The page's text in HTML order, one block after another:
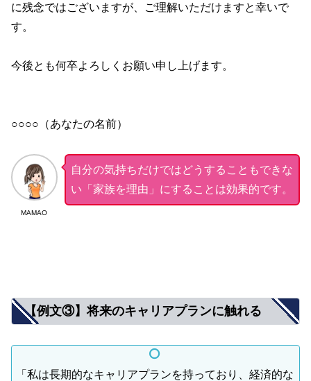
に残念ではございますが、ご理解いただけますと幸いで
す。
今後とも何卒よろしくお願い申し上げます。
○○○○（あなたの名前）
MAMAO
自分の気持ちだけではどうすることもできな
い「家族を理由」にすることは効果的です。
【例文③】将来のキャリアプランに触れる
「私は長期的なキャリアプランを持っており、経済的な